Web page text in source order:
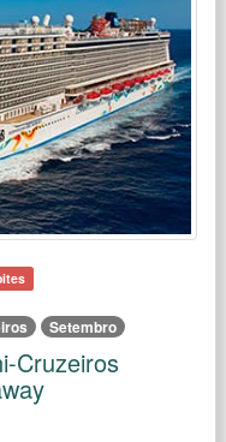
Setembro
Cruzeiros